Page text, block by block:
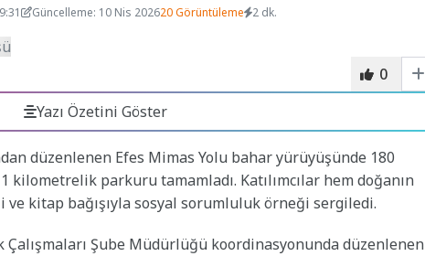
Güncelleme: 10 Nis 202620 Görüntüleme 2 dk.
0
Yazı Özetini Göster
düzenlenen Efes Mimas Yolu bahar yürüyüşünde 180
kilometrelik parkuru tamamladı. Katılımcılar hem doğanın
ve kitap bağışıyla sosyal sorumluluk örneği sergiledi.
Şube Müdürlüğü koordinasyonunda düzenlenen